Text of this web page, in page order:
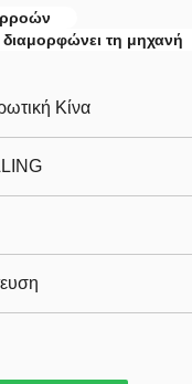
τη μηχανή
Κίνα